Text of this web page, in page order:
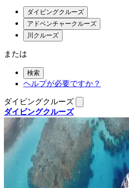
ダイビングクルーズ
アドベンチャークルーズ
川クルーズ
または
検索
ヘルプが必要ですか？
ダイビングクルーズ
ダイビングクルーズ